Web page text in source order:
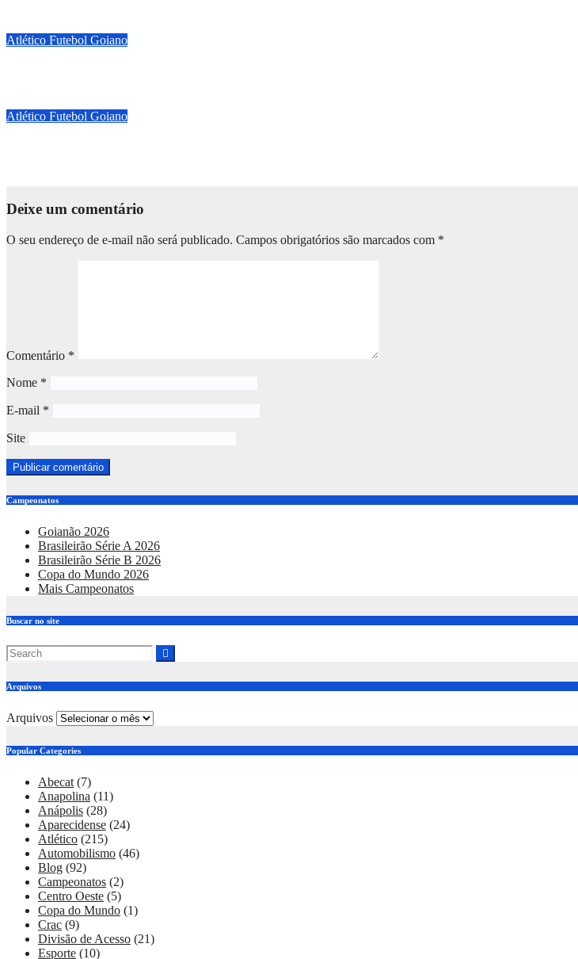
Atlético Futebol Goiano
Atlético Futebol Goiano
Deixe um comentário
O seu endereço de e-mail não será publicado. Campos obrigatórios são marcados com *
Comentário *
Nome *
E-mail *
Site
Campeonatos
Goianão 2026
Brasileirão Série A 2026
Brasileirão Série B 2026
Copa do Mundo 2026
Mais Campeonatos
Buscar no site
Arquivos
Arquivos
Popular Categories
Abecat (7)
Anapolina (11)
Anápolis (28)
Aparecidense (24)
Atlético (215)
Automobilismo (46)
Blog (92)
Campeonatos (2)
Centro Oeste (5)
Copa do Mundo (1)
Crac (9)
Divisão de Acesso (21)
Esporte (10)